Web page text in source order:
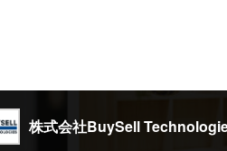
株式会社BuySell